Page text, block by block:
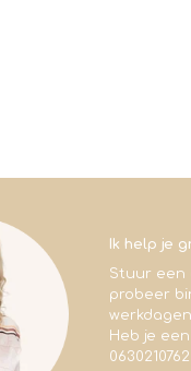
Ik help je
Stuur een
probeer
Heb je
0630210762